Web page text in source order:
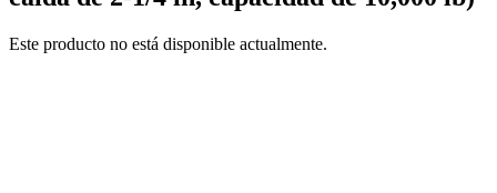
Este producto no está disponible actualmente.